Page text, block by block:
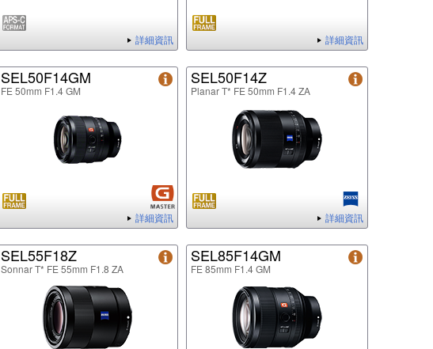
詳細資訊 詳細資訊
SEL50F14GM
FE 50mm F1.4 GM
詳細資訊
SEL50F14Z
Planar T* FE 50mm F1.4 ZA
詳細資訊
SEL55F18Z
Sonnar T* FE 55mm F1.8 ZA
SEL85F14GM
FE 85mm F1.4 GM